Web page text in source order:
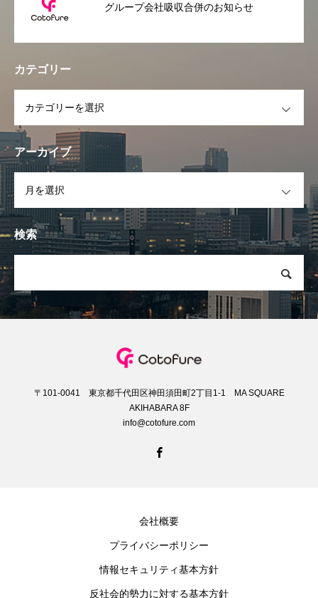
グループ会社吸収合併のお知らせ
カテゴリー
アーカイブ
検索
〒101-0041 東京都千代田区神田須田町2丁目1-1 MA SQUARE
AKIHABARA 8F
info@cotofure.com
会社概要
プライバシーポリシー
情報セキュリティ基本方針
反社会的勢力に対する基本方針